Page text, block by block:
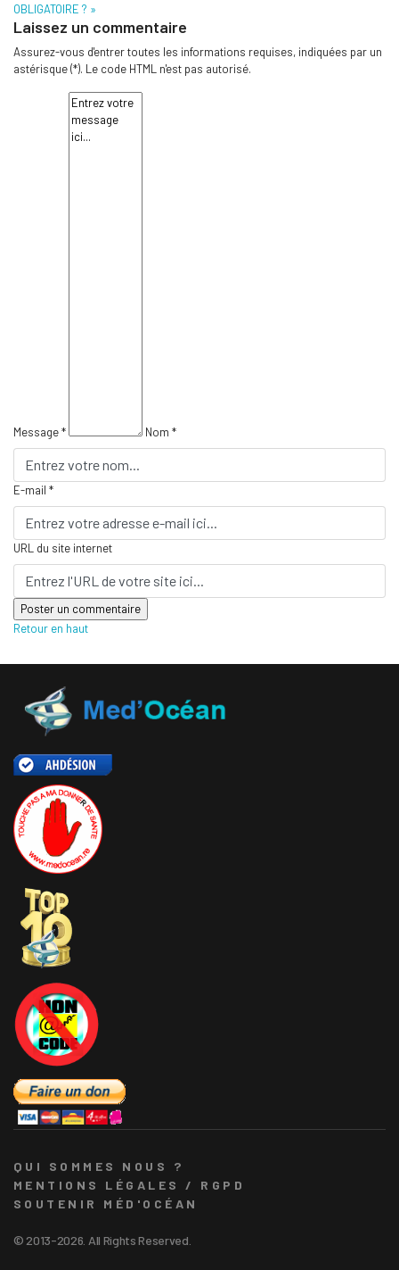
OBLIGATOIRE ? »
Laissez un commentaire
Assurez-vous d'entrer toutes les informations requises, indiquées par un
astérisque (*). Le code HTML n'est pas autorisé.
Message * Nom *
E-mail *
URL du site internet
Retour en haut
QUI SOMMES NOUS ?
MENTIONS LÉGALES / RGPD
SOUTENIR MÉD'OCÉAN
© 2013-2026. All Rights Reserved.